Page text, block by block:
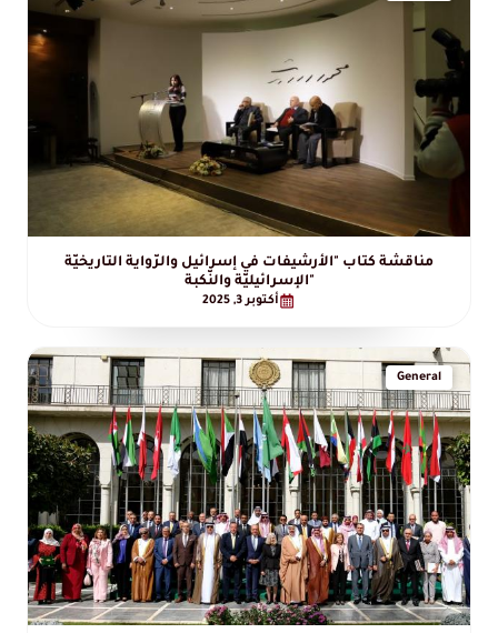
مناقشة كتاب "الأرشيفات في إسرائيل والرّواية التاريخيّة
الإسرائيليّة والنّكبة"
أكتوبر 3, 2025
General